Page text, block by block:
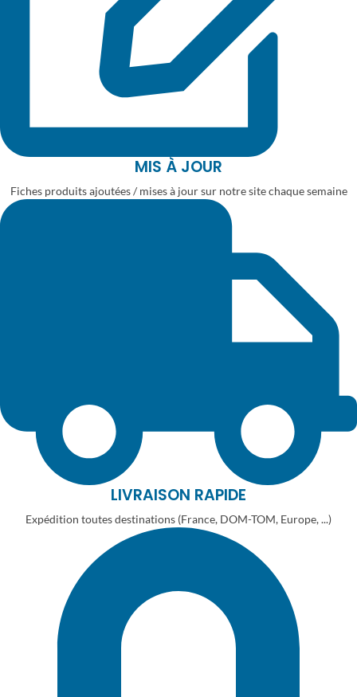
MIS À JOUR
Fiches produits ajoutées / mises à jour sur notre site chaque semaine
LIVRAISON RAPIDE
Expédition toutes destinations (France, DOM-TOM, Europe, ...)